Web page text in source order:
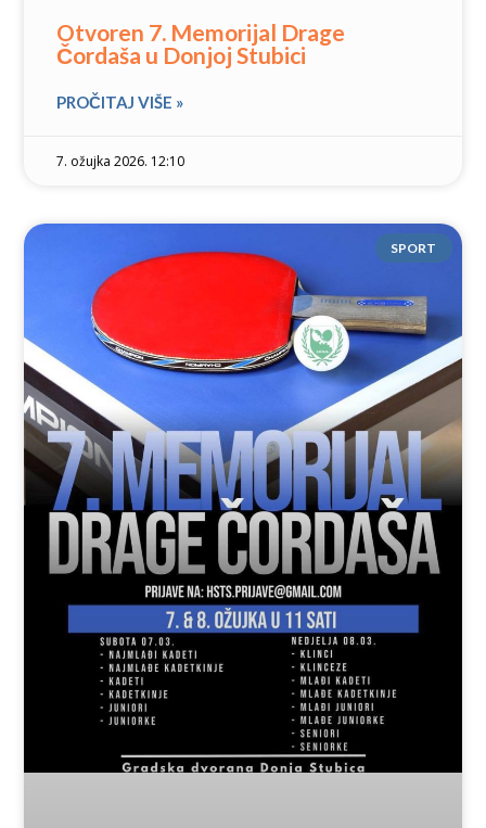
Otvoren 7. Memorijal Drage
Čordaša u Donjoj Stubici
PROČITAJ VIŠE »
7. ožujka 2026. 12:10
SPORT